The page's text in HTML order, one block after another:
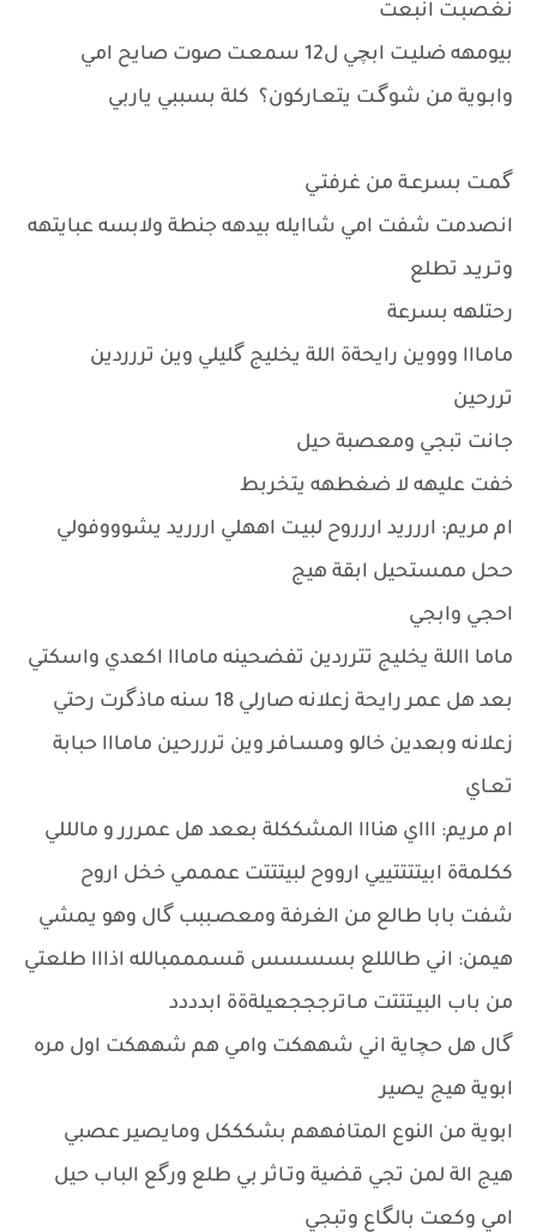
نغصبـت انبعت
بيومهه ضليـت ابچي ل12 سمعـت صوت صايح امي
وابـوية من شوگـت يتعـاركون؟ كلة بسببي ياربي
گمـت بسرعـة من غرفتـي
انصدمت شفت امي شاايله بيدهه جنطة ولابسه عبايتهه
وتـريـد تطلع
رحتلهه بسرعة
مامااا وووين رايحةة اللة يخليج گليلي وين تررردين
تررحين
جانت تبجي ومعصبة حيل
خفت عليهه لا ضغطهه يتخربط
ام مريم: اررريد اررروح لبيـت اههلي اررريد يشوووفولي
ححل ممستحيل ابقة هيج
احجي وابجي
ماما االلة يخليج تترردين تفضحينه مامااا اكعدي واسكتي
بعد هل عمر رايحة زعلانه صارلي 18 سنه ماذگرت رحتي
زعلانه وبعدين خالو ومسـافر وين ترررحين مامااا حبابة
تعـاي
ام مريم: اااي هنااا المشككلة بععد هل عمررر و مالللي
ككلمةة ابيتتتتييي ارووح لبيتتتت عمممي خخل اروح
شفت بابا طالع من الغرفة ومعصـببب گال وهو يمشي
هيمن: اني طالللع بسسسس قسمممبالله اذااا طلعتي
من باب البيـتتتت مـاترجججعيلةةة ابدددد
گال هل حچاية اني شههكت وامي هم شههكت اول مره
ابوية هيج يصير
ابوية من النوع المتافههم بشكككل ومايصير عصبي
هيج الة لمن تجي قضية وتـاثر بي طلع ورگع الباب حيل
امي وكعت بالگاع وتبجي